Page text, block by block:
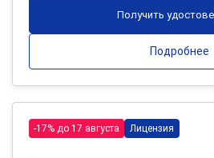
Получить
Подробнее
-17% до 17 августа Лицензия